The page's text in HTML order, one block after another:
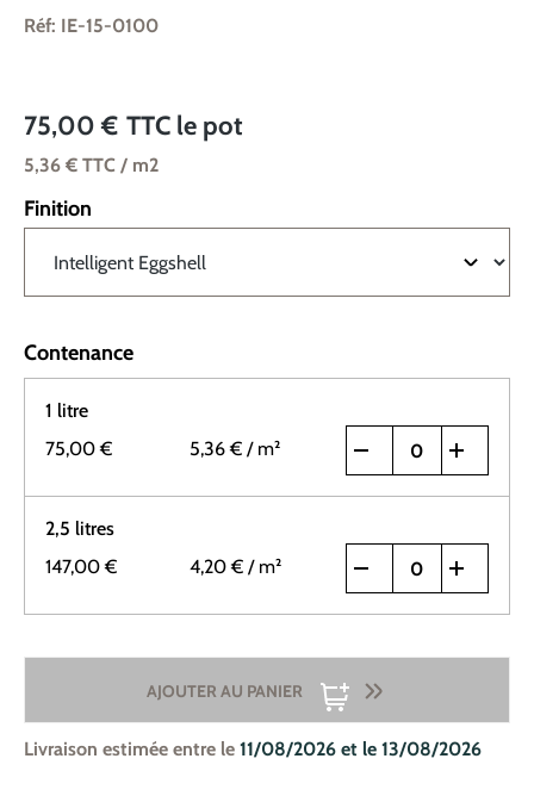
Réf: IE-15-0100
75,00 € TTC le pot
5,36 € TTC / m2
Finition
Contenance
1 litre
75,00 €
5,36 € / m²
2,5 litres
147,00 €
4,20 € / m²
AJOUTER AU PANIER
Livraison estimée entre le 11/08/2026 et le 13/08/2026